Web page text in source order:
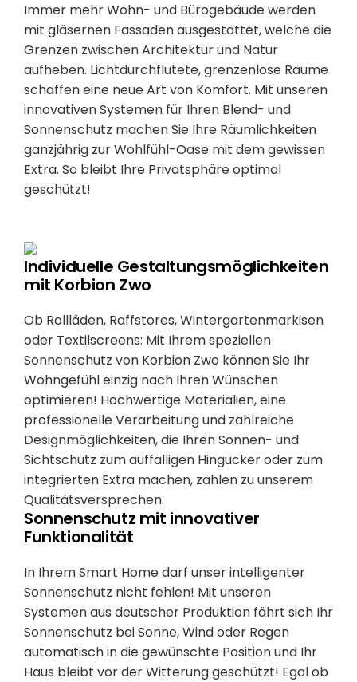
Immer mehr Wohn- und Bürogebäude werden
mit gläsernen Fassaden ausgestattet, welche die
Grenzen zwischen Architektur und Natur
aufheben. Lichtdurchflutete, grenzenlose Räume
schaffen eine neue Art von Komfort. Mit unseren
innovativen Systemen für Ihren Blend- und
Sonnenschutz machen Sie Ihre Räumlichkeiten
ganzjährig zur Wohlfühl-Oase mit dem gewissen
Extra. So bleibt Ihre Privatsphäre optimal
geschützt!
Individuelle Gestaltungsmöglichkeiten
mit Korbion Zwo
Ob Rollläden, Raffstores, Wintergartenmarkisen
oder Textilscreens: Mit Ihrem speziellen
Sonnenschutz von Korbion Zwo können Sie Ihr
Wohngefühl einzig nach Ihren Wünschen
optimieren! Hochwertige Materialien, eine
professionelle Verarbeitung und zahlreiche
Designmöglichkeiten, die Ihren Sonnen- und
Sichtschutz zum auffälligen Hingucker oder zum
integrierten Extra machen, zählen zu unserem
Qualitätsversprechen.
Sonnenschutz mit innovativer
Funktionalität
In Ihrem Smart Home darf unser intelligenter
Sonnenschutz nicht fehlen! Mit unseren
Systemen aus deutscher Produktion fährt sich Ihr
Sonnenschutz bei Sonne, Wind oder Regen
automatisch in die gewünschte Position und Ihr
Haus bleibt vor der Witterung geschützt! Egal ob